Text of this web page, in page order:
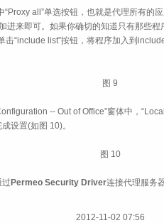
“Proxy all”单选按钮，也就是代理所有的
进来即可。如果你确切的知道只有那些
击“include list”按钮，将程序加入到
图 9
-- Out of Office”窗体中，
设置(如图 10)。
图 10
Permeo Security Driver连接代理服务
2012-11-02 07:56